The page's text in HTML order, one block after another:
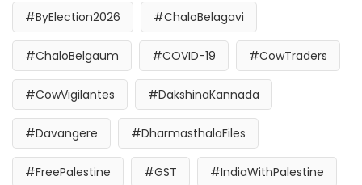
#ByElection2026 #ChaloBelagavi
#ChaloBelgaum #COVID-19 #CowTraders
#CowVigilantes #DakshinaKannada
#Davangere #DharmasthalaFiles
#FreePalestine #GST #IndiaWithPalestine